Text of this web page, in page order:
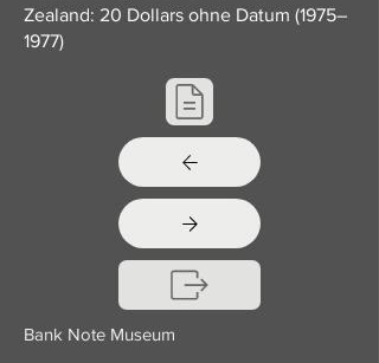
Zealand: 20 Dollars ohne Datum (1975–
1977)
Bank Note Museum